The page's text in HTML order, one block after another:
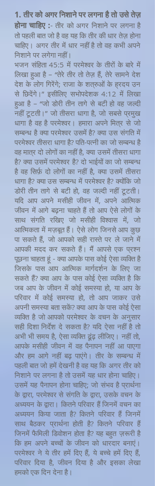
1. तीर को अगर निशाने पर लगना है तो उसे तेज़
होना चाहिए :- तीर को अगर निशाने पर लगना है
तो पहली बात जो है वह यह कि तीर की धार तेज़ होना
चाहिए। अगर तीर में धार नहीं है तो वह कभी अपने
निशाने पर लगेगा नहीं।
भजन संहिता 45:5 में परमेश्वर के तीरों के बारे में
लिखा हुआ है – “तेरे तीर तो तेज़ हैं, तेरे सामने देश
देश के लोग गिरेंगे; राजा के शत्रुओं के ह्रदय उन
से छिदेंगे।” इसीलिए सभोपदेशक 4:12 में लिखा
हुआ है – “जो डोरी तीन तागे से बटी हो वह जल्दी
नहीं टूटती।” जो तीसरा धागा है, जो सबसे प्रमुख
धागा है वह है परमेश्वर। हमारा अपने मित्र से जो
सम्बन्ध है क्या परमेश्वर उसमें है? क्या उस संगति में
परमेश्वर तीसरा धागा है? पति-पत्नी का जो सम्बन्ध है
वह मात्र दो लोगों का नहीं है, क्या उसमें तीसरा धागा
है? क्या उसमें परमेश्वर है? दो भाईयों का जो सम्बन्ध
है वह सिर्फ़ दो लोगों का नहीं है, क्या उसमें तीसरा
धागा है? क्या उस सम्बन्ध में परमेश्वर है? क्योंकि जो
डोरी तीन तागे से बटी हो, वह जल्दी नहीं टूटती।
यदि आप अपने मसीही जीवन में, अपने आत्मिक
जीवन में आगे बढ़ना चाहते हैं तो आप ऐसे लोगों के
साथ संगति रखिए जो मसीही विश्वास में, जो
आत्मिकता में मज़बूत हैं। ऐसे लोग जिनसे आप कुछ
पा सकते हैं, जो आपको सही रास्ते पर ले जाने में
आपकी मदद कर सकते हैं। मैं आपसे एक प्रश्न
पूछना चाहता हूं - क्या आपके पास कोई ऐसा व्यक्ति है
जिसके पास आप आत्मिक मार्गदर्शन के लिए जा
सकते हैं? क्या आप के पास कोई ऐसा व्यक्ति है कि
जब आप के जीवन में कोई समस्या हो, या आप के
परिवार में कोई समस्या हो, तो आप जाकर उसे
अपनी समस्या बता सकें? क्या आप के पास कोई ऐसा
व्यक्ति है जो आपको परमेश्वर के वचन के अनुसार
सही दिशा निर्देश दे सकता है? यदि ऐसा नहीं है तो
अभी भी समय है, ऐसा व्यक्ति ढूंढ़ लीजिए। नहीं तो,
आपके मसीही जीवन में वह पैनापन नहीं आ पाएगा
और हम आगे नहीं बढ़ पाएंगे। तीर के सम्बन्ध में
पहली बात जो हमें देखनी है वह यह कि अगर तीर को
निशाने पर लगना है तो उसमें यह धार होना चाहिए।
उसमें यह पैनापन होना चाहिए; जो संभव है प्रार्थना
के द्वारा, परमेश्वर से संगति के द्वारा, उसके वचन के
अध्ययन के द्वारा। कितने परिवार हैं जिनमें वचन का
अध्ययन किया जाता है? कितने परिवार हैं जिनमें
साथ बैठकर प्रार्थना होती है? कितने परिवार हैं
जिनमें फैमिली डिवोशन होता है? यह बहुत ज़रूरी है
कि हम अपने बच्चों के जीवन को धारदार बनाएं।
परमेश्वर ने ये तीर हमें दिए हैं, ये बच्चे हमें दिए हैं,
परिवार दिया है, जीवन दिया है और इसका लेखा
हमको एक दिन देना है।